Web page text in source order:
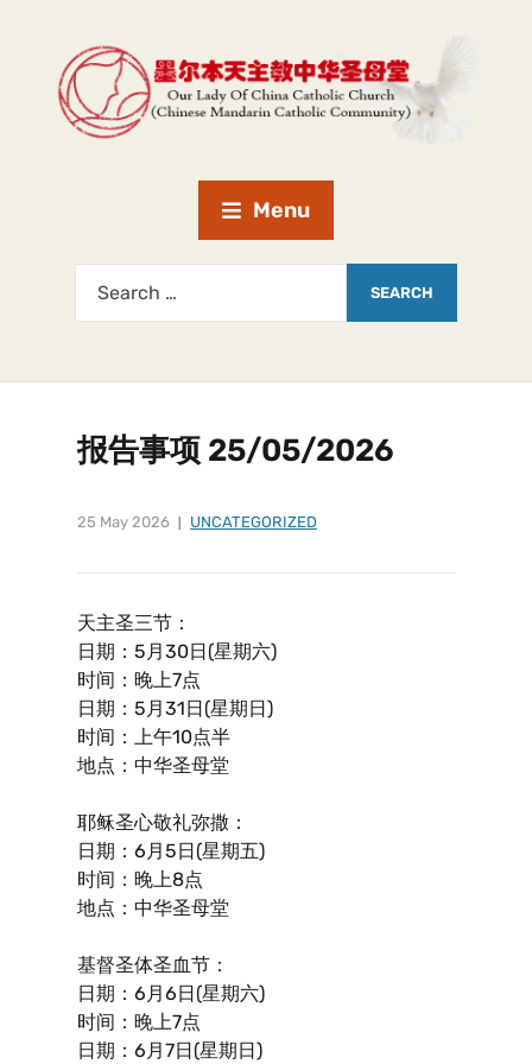
Menu
报告事项 25/05/2026
25 May 2026 UNCATEGORIZED
天主圣三节：
日期：5月30日(星期六)
时间：晚上7点
日期：5月31日(星期日)
时间：上午10点半
地点：中华圣母堂
耶稣圣心敬礼弥撒：
日期：6月5日(星期五)
时间：晚上8点
地点：中华圣母堂
基督圣体圣血节：
日期：6月6日(星期六)
时间：晚上7点
日期：6月7日(星期日)